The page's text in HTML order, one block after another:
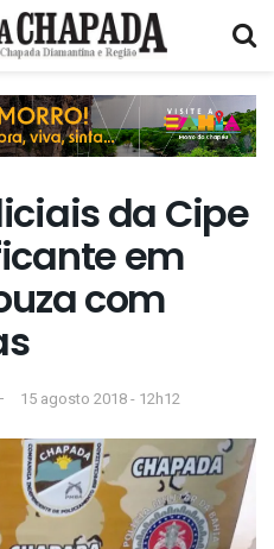
da Cipe
em
com
15 agosto 2018 - 12h12